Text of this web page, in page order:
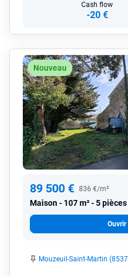
Cash flow
-20 €
Nouveau
89 500 € 836 €/m²
Maison 107 m² - 5 pièces
Ouvrir
Mouzeuil-Saint-Martin